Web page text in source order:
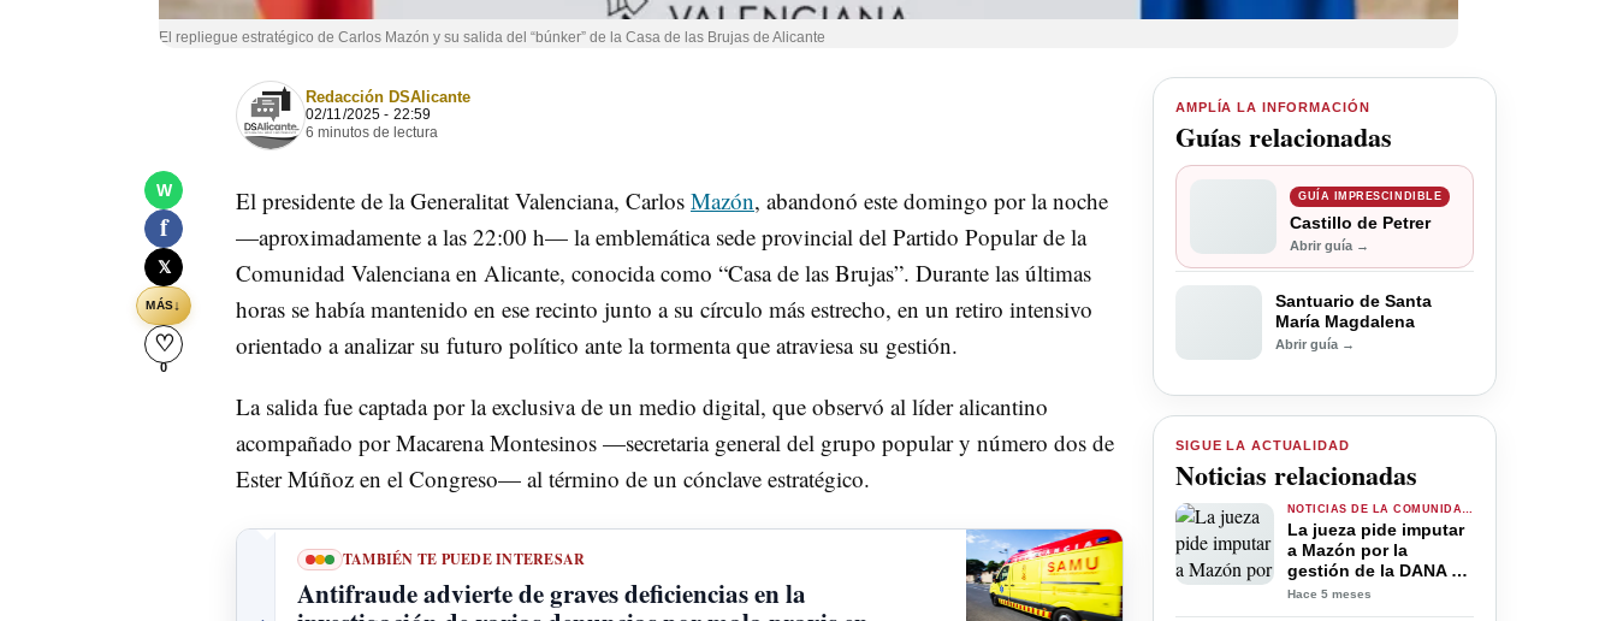
El repliegue estratégico de Carlos Mazón y su salida del “búnker” de la Casa de las Brujas de Alicante
W
f
𝕏
MÁS↓
♡
0
Redacción DSAlicante
02/11/2025 - 22:59
6 minutos de lectura
El presidente de la Generalitat Valenciana, Carlos Mazón, abandonó este domingo por la noche
—aproximadamente a las 22:00 h— la emblemática sede provincial del Partido Popular de la
Comunidad Valenciana en Alicante, conocida como “Casa de las Brujas”. Durante las últimas
horas se había mantenido en ese recinto junto a su círculo más estrecho, en un retiro intensivo
orientado a analizar su futuro político ante la tormenta que atraviesa su gestión.
La salida fue captada por la exclusiva de un medio digital, que observó al líder alicantino
acompañado por Macarena Montesinos —secretaria general del grupo popular y número dos de
Ester Múñoz en el Congreso— al término de un cónclave estratégico.
TAMBIÉN TE PUEDE INTERESAR
Antifraude advierte de graves deficiencias en la
AMPLÍA LA INFORMACIÓN
Guías relacionadas
GUÍA IMPRESCINDIBLE
Castillo de Petrer
Abrir guía →
Santuario de Santa
María Magdalena
Abrir guía →
SIGUE LA ACTUALIDAD
Noticias relacionadas
La jueza pide imputar
a Mazón por la
gestión de la DANA en
Valencia: “La omisión
Hace 5 meses